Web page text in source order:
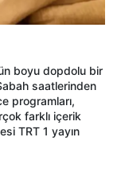
boyu dopdolu bir
saatlerinden
programları,
farklı içerik
TRT 1 yayın